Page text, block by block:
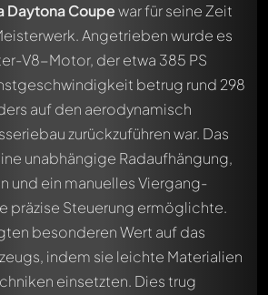
Daytona Coupewar für seine Zeit
Angetrieben wurde es
V8-Motor, der etwa 385 PS
betrug rund 298
auf den aerodynamisch
zurückzuführen war. Das
unabhängige Radaufhängung,
und ein manuelles Viergang-
präzise Steuerung ermöglichte.
besonderen Wert auf das
indem sie leichte Materialien
einsetzten. Dies trug